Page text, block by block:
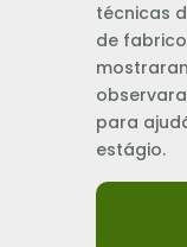
técnicas
de
para
estágio.